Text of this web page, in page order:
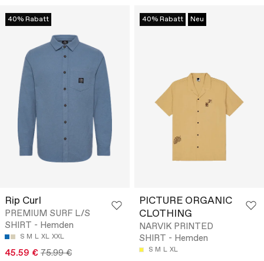
40% Rabatt
Rip Curl
PREMIUM SURF L/S
SHIRT - Hemden
S M L XL XXL
45.59 € 75.99 €
40% Rabatt Neu
PICTURE ORGANIC
CLOTHING
NARVIK PRINTED
SHIRT - Hemden
S M L XL